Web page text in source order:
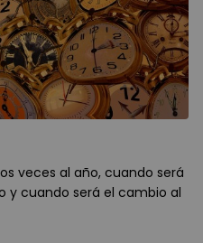
veces al año, cuando será
y cuando será el cambio al